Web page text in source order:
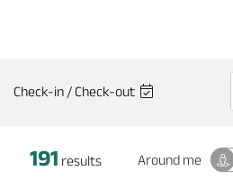
Check-in / Check-out
191 results Around me